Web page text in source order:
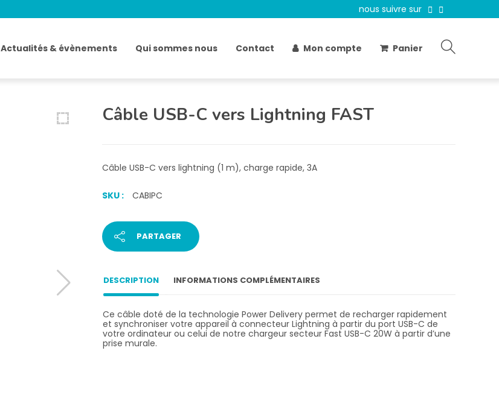
nous suivre sur
Actualités & évènements Qui sommes nous Contact Mon compte Panier
Câble USB-C vers Lightning FAST
Câble USB-C vers lightning (1 m), charge rapide, 3A
SKU : CABIPC
PARTAGER
DESCRIPTION INFORMATIONS COMPLÉMENTAIRES
Ce câble doté de la technologie Power Delivery permet de recharger rapidement
et synchroniser votre appareil à connecteur Lightning à partir du port USB-C de
votre ordinateur ou celui de notre chargeur secteur Fast USB-C 20W à partir d’une
prise murale.